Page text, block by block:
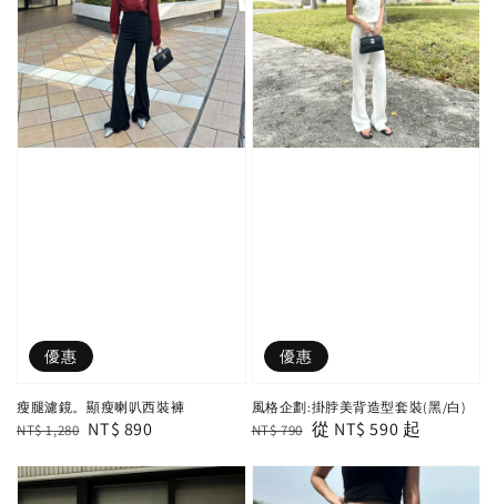
優惠
瘦腿濾鏡。顯瘦喇叭西裝褲
Regular
NT$ 1,280 Sale
NT$ 890
優惠
風格企劃:掛脖美背造型套裝(黑/白)
Regular
NT$ 790 Sale
從 NT$ 590 起